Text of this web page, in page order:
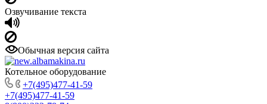
Озвучивание текста
Обычная версия сайта
Котельное оборудование
+7(495)477-41-59
+7(495)477-41-59